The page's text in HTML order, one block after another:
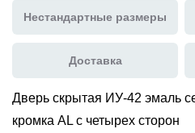
Нестандартные размеры
Доставка
Дверь скрытая ИУ-42 эмаль
кромка AL с четырех сторон